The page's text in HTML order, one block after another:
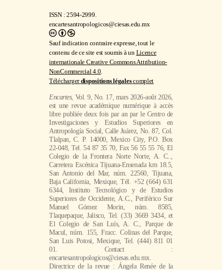
internationale Creative Commons Attribution-
NonCommercial 4.0.
Télécharger
Encartes
, Vol. 9, No. 17, mars 2026-août 2026,
est une revue académique numérique à accès
libre publiée deux fois par an par le Centro de
Investigaciones y Estudios Superiores en
Antropología Social, Calle Juárez, No. 87, Col.
22-048, Tel. 54 87 35 70, Fax 56 55 55 76, El
Colegio de la Frontera Norte Norte, A. C..,
Carretera Escénica Tijuana-Ensenada km 18.5,
San Antonio del Mar, núm. 22560, Tijuana,
Baja California, Mexique, Tél. +52 (664) 631
6344, Instituto Tecnológico y de Estudios
Superiores de Occidente, A.C., Periférico Sur
Manuel Gómez Morin, núm. 8585,
Tlaquepaque, Jalisco, Tel. (33) 3669 3434, et
El Colegio de San Luís, A. C., Parque de
Macul, núm. 155, Fracc. Colinas del Parque,
San Luis Potosi, Mexique, Tel. (444) 811 01
01. Contact :
encartesantropologicos@ciesas.edu.mx.
Directrice de la revue : Ángela Renée de la
Torre Castellanos. Hébergé à l'adresse
https://encartes.mx. Responsable de la dernière
mise à jour de ce numéro : Arthur Temporal
Ventura. Date de la dernière mise à jour : 20
mars 2026.